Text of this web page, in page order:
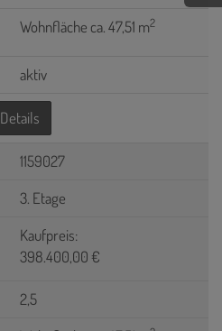
Wohnfläche ca. 47,51 m2
aktiv
Details
1159027
3. Etage
Kaufpreis:
398.400,00 €
2,5